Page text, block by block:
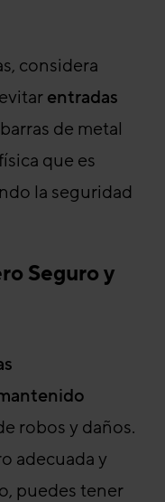
considera
entradas
de metal
que es
la seguridad
Seguro y
robos y daños.
adecuada y
puedes tener